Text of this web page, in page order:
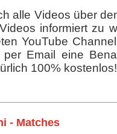
alle Videos über
informiert zu
YouTube
Email eine
100% kostenlos!
- Matches